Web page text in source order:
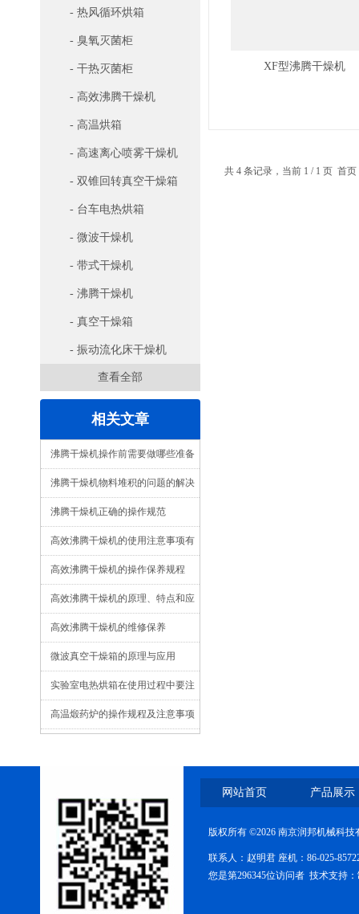
- 热风循环烘箱
- 臭氧灭菌柜
- 干热灭菌柜
- 高效沸腾干燥机
- 高温烘箱
- 高速离心喷雾干燥机
- 双锥回转真空干燥箱
- 台车电热烘箱
- 微波干燥机
- 带式干燥机
- 沸腾干燥机
- 真空干燥箱
- 振动流化床干燥机
查看全部
相关文章
沸腾干燥机操作前需要做哪些准备
沸腾干燥机物料堆积的问题的解决
办法
沸腾干燥机正确的操作规范
高效沸腾干燥机的使用注意事项有
哪些？
高效沸腾干燥机的操作保养规程
高效沸腾干燥机的原理、特点和应
高效沸腾干燥机的维修保养
微波真空干燥箱的原理与应用
实验室电热烘箱在使用过程中要注
意什么？
高温煅药炉的操作规程及注意事项
XF型沸腾干燥机
共 4 条记录，当前 1 / 1 页 首
网站首页 产品展示
版权所有 ©2026 南京润邦机械科
联系人：赵明君 座机：86-025-
您是第296345位访问者 技术支持：